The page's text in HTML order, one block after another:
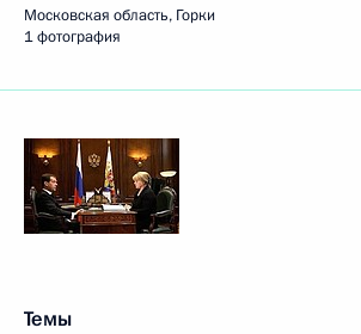
Московская область, Горки
1 фотография
Темы